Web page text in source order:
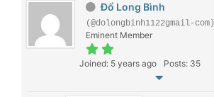
Đổ Long Bình
(@dolongbinh1122gmail-com)
Eminent Member
Joined: 5 years ago Posts: 35